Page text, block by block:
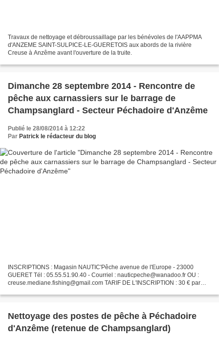
Travaux de nettoyage et débroussaillage par les bénévoles de l'AAPPMA
d'ANZEME SAINT-SULPICE-LE-GUERETOIS aux abords de la rivière
Creuse à Anzême avant l'ouverture de la truite.
Dimanche 28 septembre 2014 - Rencontre de
pêche aux carnassiers sur le barrage de
Champsanglard - Secteur Péchadoire d'Anzême
Publié le 28/08/2014 à 12:22
Par Patrick le rédacteur du blog
INSCRIPTIONS : Magasin NAUTIC'Pêche avenue de l'Europe - 23000
GUERET Tél : 05.55.51.90.40 - Courriel : nauticpeche@wanadoo.fr OU :
creuse.mediane.fishing@gmail.com TARIF DE L'INSCRIPTION : 30 € par
Nettoyage des postes de pêche à Péchadoire
d'Anzême (retenue de Champsanglard)